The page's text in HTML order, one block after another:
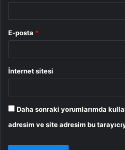
E-posta *
İnternet sitesi
Daha sonraki yorumlarımda
adresim ve site adresim bu